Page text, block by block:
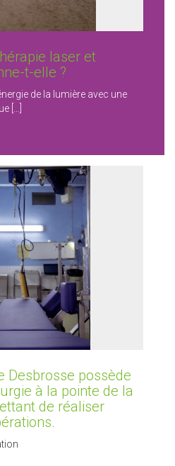
laser et
t-elle ?
de la lumière avec une
[…]
Desbrosse possède
à la pointe de la
de réaliser